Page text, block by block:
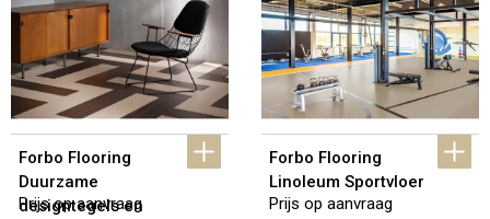
Forbo Flooring
Duurzame
designtegels en
Prijs op aanvraag
Forbo Flooring
Linoleum Sportvloer
Prijs op aanvraag